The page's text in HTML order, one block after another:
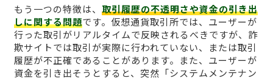
もう一つの特徴は、 取引履歴の不透明さや資金の引き出
しに関する問題です。仮想通貨取引所では、ユーザーが
行った取引がリアルタイムで反映されるべきですが、詐
欺サイトでは取引が実際に行われていない、または取引
履歴が不正確であることがあります。また、ユーザーが
資金を引き出そうとすると、突然「システムメンテナン